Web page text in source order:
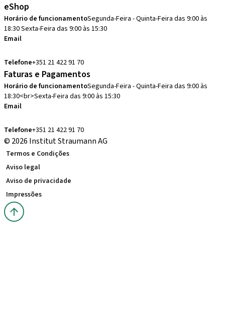
eShop
Horário de funcionamentoSegunda-Feira - Quinta-Feira das 9:00 às
18:30 Sexta-Feira das 9:00 às 15:30
Email
Telefone+351 21 422 91 70
Faturas e Pagamentos
Horário de funcionamentoSegunda-Feira - Quinta-Feira das 9:00 às
18:30<br>Sexta-Feira das 9:00 às 15:30
Email
Telefone+351 21 422 91 70
© 2026 Institut Straumann AG
Termos e Condições
Aviso legal
Aviso de privacidade
Impressões